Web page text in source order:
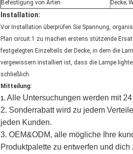
Befestigung von Arten
Decke;
Installation:
Vor Installation überprüfen Sie Spannung,
Plan circuit.1 zu machen erstens stützende
festgelegten Einzelteils der Decke, in dem die
vergewissern installiert ist, dass die Lampe
schließlich.
Mitteilung:
1. Alle Untersuchungen werden mit
2. Sonderrabatt wird zu jedem
jeden Kunden.
3. OEM&ODM, alle mögliche Ihre
Produktpalette zu entwerfen und dich